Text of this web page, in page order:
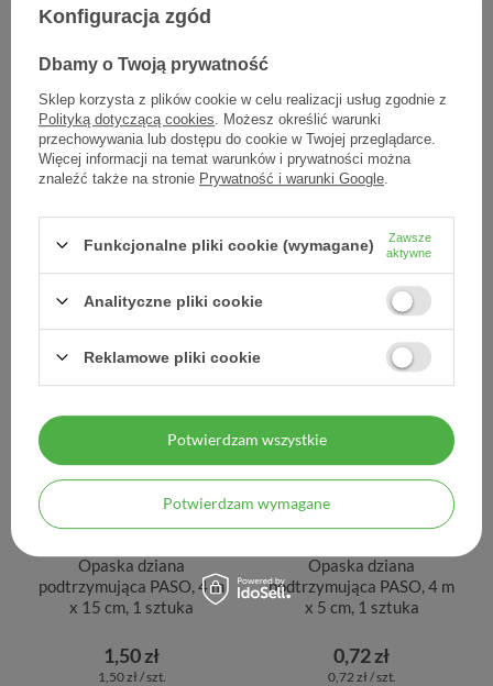
Komp gaz.wyj. 10 x 10 cm
8w PASOMED 3 szt - - 3
szt. (3 op. po 1 szt.)
2,00 zł
Opaska dziana
podtrzymująca PASO, 4 m
x 10 cm, 1 sztuka
1,60 zł
Opaska dziana
podtrzymująca PASO, 4 m
x 15 cm, 1 sztuka
1,50 zł
1,50 zł / szt.
Opaska dziana
podtrzymująca PASO, 4 m
x 5 cm, 1 sztuka
0,72 zł
0,72 zł / szt.
Konfiguracja zgód
Dbamy o Twoją prywatność
Sklep korzysta z plików cookie w celu realizacji usług zgodnie z
Polityką dotyczącą cookies . Możesz określić warunki
przechowywania lub dostępu do cookie w Twojej przeglądarce.
Więcej informacji na temat warunków i prywatności można
znaleźć także na stronie Prywatność i warunki Google
Funkcjonalne pliki cookie (wymagane)
Zawsze
aktywne
Analityczne pliki cookie
Reklamowe pliki cookie
Potwierdzam wymagane
Potwierdzam wszystkie